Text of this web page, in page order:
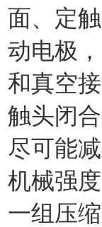
面、定
动电极
和真空
触头闭
尽可能
机械强
一组压